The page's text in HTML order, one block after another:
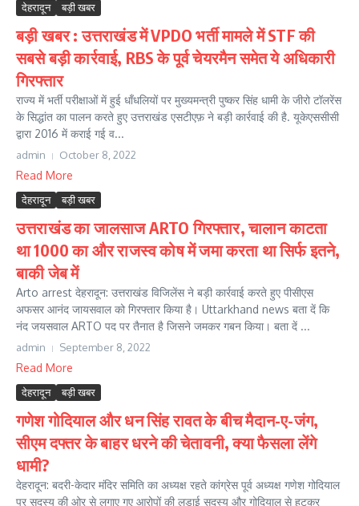
देहरादून बड़ी खबर
बड़ी खबर : उत्तराखंड में VPDO भर्ती मामले में STF की
सबसे बड़ी कार्रवाई, RBS के पूर्व चेयरमैन समेत ये अधिकारी
गिरफ्तार
राज्य में भर्ती परीक्षाओं में हुई धाँधलियों पर मुख्यमन्त्री पुष्कर सिंह धामी के जीरो टॉलरेंस
के सिद्धांत का पालन करते हुए उत्तराखंड एसटीएफ़ ने बड़ी कार्रवाई की है. यूकेएससीसी
द्वारा 2016 में कराई गई व...
admin October 8, 2022
Read More
देहरादून बड़ी खबर
उत्तराखंड का जालसाज ARTO गिरफ्तार, चालान काटता
था 1000 का और राजस्व कोष में जमा करता था सिर्फ इतने,
बाकी जेब में
Arto arrest देहरादून: उत्तराखंड विजिलेंस ने बड़ी कार्रवाई करते हुए पीसीएस
अफसर आनंद जायसवाल को गिरफ्तार किया है। Uttarkhand news बता दें कि
नंद जयसवाल ARTO पद पर तैनात है जिसने जमकर गबन किया। बता दें ...
admin September 8, 2022
Read More
देहरादून बड़ी खबर
गणेश गोदियाल और धन सिंह रावत के बीच मैदान-ए-जंग,
सीएम दफ्तर के बाहर धरने की चेतावनी, क्या फैसला लेंगे
धामी?
देहरादून: बदरी-केदार मंदिर समिति का अध्यक्ष रहते कांग्रेस पूर्व अध्यक्ष गणेश गोदियाल
पर सदस्‍य की ओर से लगाए गए आरोपों की लड़ाई सदस्य और गोदियाल से हटकर